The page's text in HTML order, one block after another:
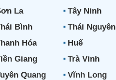
La
Tây Ninh
Bình
Thái Nguyên
Hóa
Huế
Giang
Trà Vinh
Quang
Vĩnh Long